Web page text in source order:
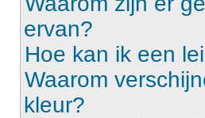
ervan?
Hoe kan ik een
Waarom
kleur?